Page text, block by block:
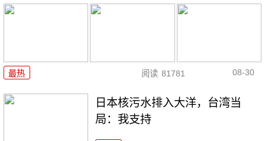
最热 阅读 81781 08-30
日本核污水排入大洋，台湾当
局：我支持